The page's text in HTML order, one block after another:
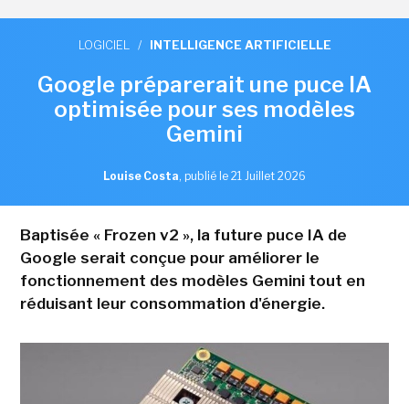
LOGICIEL / INTELLIGENCE ARTIFICIELLE
Google préparerait une puce IA
optimisée pour ses modèles
Gemini
Louise Costa, publié le 21 Juillet 2026
Baptisée « Frozen v2 », la future puce IA de
Google serait conçue pour améliorer le
fonctionnement des modèles Gemini tout en
réduisant leur consommation d'énergie.